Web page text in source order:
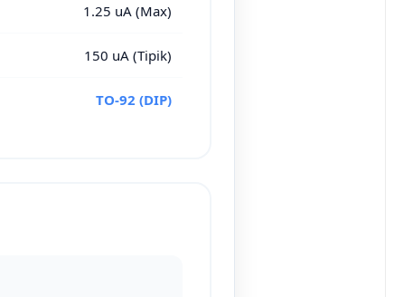
1.25 uA (Max)
150 uA (Tipik)
TO-92 (DIP)